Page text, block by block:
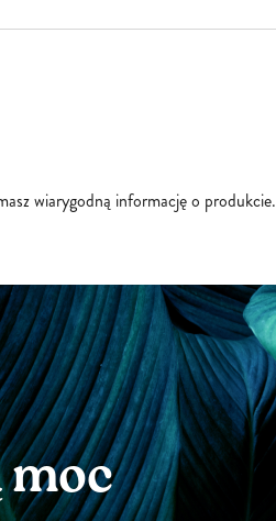
mechanizmy Twojego ciała mogą...
wiarygodną informację o produkcie.